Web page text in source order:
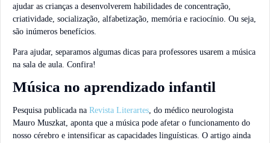
ajudar as crianças a desenvolverem habilidades de concentração,
criatividade, socialização, alfabetização, memória e raciocínio. Ou seja,
são inúmeros benefícios.
Para ajudar, separamos algumas dicas para professores usarem a música
na sala de aula. Confira!
Música no aprendizado infantil
Pesquisa publicada na Revista Literartes, do médico neurologista
Mauro Muszkat, aponta que a música pode afetar o funcionamento do
nosso cérebro e intensificar as capacidades linguísticas. O artigo ainda